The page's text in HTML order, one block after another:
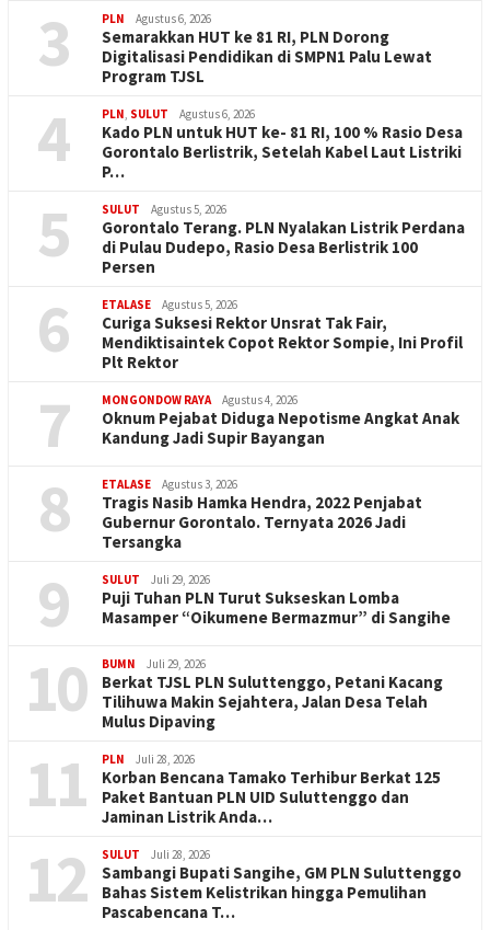
3 PLN Agustus 6, 2026
Semarakkan HUT ke 81 RI, PLN Dorong
Digitalisasi Pendidikan di SMPN1 Palu Lewat
Program TJSL
4 PLN, SULUT Agustus 6, 2026
Kado PLN untuk HUT ke- 81 RI, 100 % Rasio Desa
Gorontalo Berlistrik, Setelah Kabel Laut Listriki
P…
5 SULUT Agustus 5, 2026
Gorontalo Terang. PLN Nyalakan Listrik Perdana
di Pulau Dudepo, Rasio Desa Berlistrik 100
Persen
6 ETALASE Agustus 5, 2026
Curiga Suksesi Rektor Unsrat Tak Fair,
Mendiktisaintek Copot Rektor Sompie, Ini Profil
Plt Rektor
7 MONGONDOW RAYA Agustus 4, 2026
Oknum Pejabat Diduga Nepotisme Angkat Anak
Kandung Jadi Supir Bayangan
8 ETALASE Agustus 3, 2026
Tragis Nasib Hamka Hendra, 2022 Penjabat
Gubernur Gorontalo. Ternyata 2026 Jadi
Tersangka
9 SULUT Juli 29, 2026
Puji Tuhan PLN Turut Sukseskan Lomba
Masamper “Oikumene Bermazmur” di Sangihe
10 BUMN Juli 29, 2026
Berkat TJSL PLN Suluttenggo, Petani Kacang
Tilihuwa Makin Sejahtera, Jalan Desa Telah
Mulus Dipaving
11 PLN Juli 28, 2026
Korban Bencana Tamako Terhibur Berkat 125
Paket Bantuan PLN UID Suluttenggo dan
Jaminan Listrik Anda…
12 SULUT Juli 28, 2026
Sambangi Bupati Sangihe, GM PLN Suluttenggo
Bahas Sistem Kelistrikan hingga Pemulihan
Pascabencana T…